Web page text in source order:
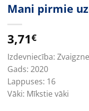
Mani pirmie
3,71€
Izdevniecība:
Gads: 2020
Lappuses: 16
Vāki: Mīkstie vāki